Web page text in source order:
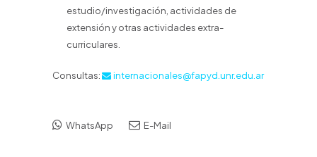
estudio/investigación, actividades de
extensión y otras actividades extra-
curriculares.
Consultas: internacionales@fapyd.unr.edu.ar
WhatsApp E-Mail